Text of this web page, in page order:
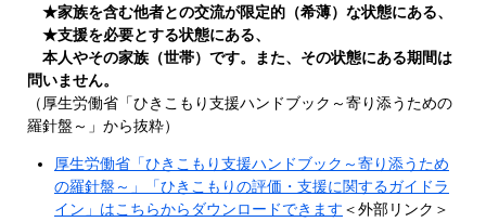
★家族を含む他者との交流が限定的（希薄）な状態にある、
★支援を必要とする状態にある、
本人やその家族（世帯）です。また、その状態にある期間は
問いません。
​（厚生労働省「ひきこもり支援ハンドブック～寄り添うための
羅針盤～」から抜粋）
厚生労働省「ひきこもり支援ハンドブック～寄り添うため
の羅針盤～」「ひきこもりの評価・支援に関するガイドラ
イン」はこちらからダウンロードできます ＜外部リンク＞